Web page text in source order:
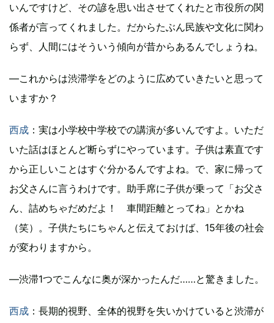
いんですけど、その諺を思い出させてくれたと市役所の関
係者が言ってくれました。だからたぶん民族や文化に関わ
らず、人間にはそういう傾向が昔からあるんでしょうね。
―これからは渋滞学をどのように広めていきたいと思って
いますか？
西成 ：実は小学校中学校での講演が多いんですよ。いただ
いた話はほとんど断らずにやっています。子供は素直です
から正しいことはすぐ分かるんですよね。で、家に帰って
お父さんに言うわけです。助手席に子供が乗って「お父さ
ん、詰めちゃだめだよ！ 車間距離とってね」とかね
（笑）。子供たちにちゃんと伝えておけば、15年後の社会
が変わりますから。
―渋滞1つでこんなに奥が深かったんだ……と驚きました。
西成 ：長期的視野、全体的視野を失いかけていると渋滞が